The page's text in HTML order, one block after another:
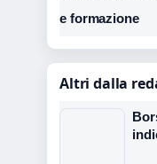
e formazione
Altri dalla